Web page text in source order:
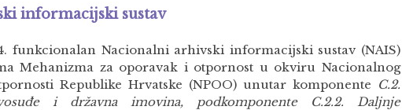
informacijski sustav
funkcionalan Nacionalni arhivski informacijski sustav (NAIS)
Mehanizma za oporavak i otpornost u okviru Nacionalnog
Republike Hrvatske (NPOO) unutar komponente C.2.
i državna imovina, podkomponente C.2.2. Daljnje